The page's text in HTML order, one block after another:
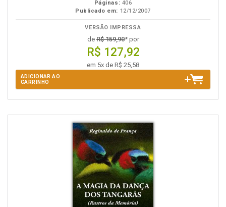
Páginas: 406
Publicado em: 12/12/2007
VERSÃO IMPRESSA
deR$ 159,90* por
R$ 127,92
em 5x de R$ 25,58
ADICIONAR AO
CARRINHO